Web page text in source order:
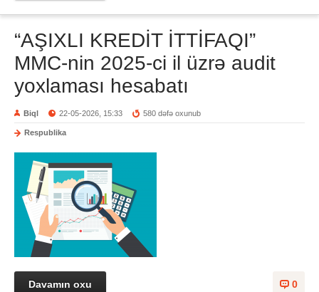
“AŞIXLI KREDİT İTTİFAQI”
MMC-nin 2025-ci il üzrə audit
yoxlaması hesabatı
Biql 22-05-2026, 15:33 580 dəfə oxunub
Respublika
0
Davamın oxu